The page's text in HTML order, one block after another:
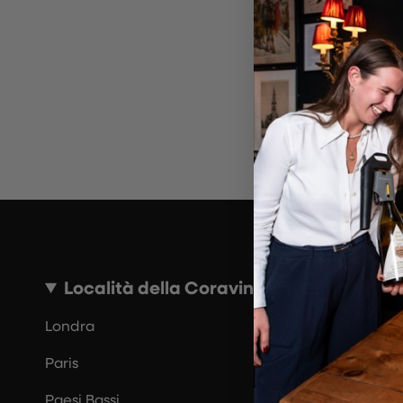
~10 MINUTI
Località della Coravin Guide
Londra
Paris
Paesi Bassi